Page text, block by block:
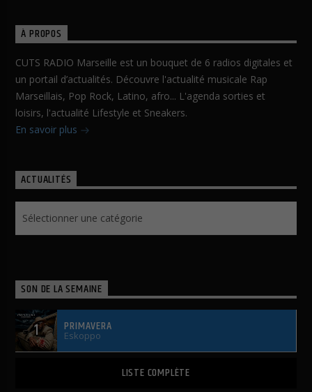
À PROPOS
CUTS RADIO Marseille est un bouquet de 6 radios digitales et
un portail d’actualités. Découvre l'actualité musicale Rap
Marseillais, Pop Rock, Latino, afro... L'agenda sorties et
loisirs, l'actualité Lifestyle et Sneakers.
En savoir plus
ACTUALITÉS
SON DE LA SEMAINE
1 PRIMAVERA
Eskoppo
LISTE COMPLÈTE